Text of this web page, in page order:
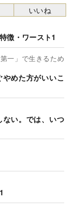
徴・ワースト1
一」で生きるため
やめた方がいいこ
い。では、いつ
いいね